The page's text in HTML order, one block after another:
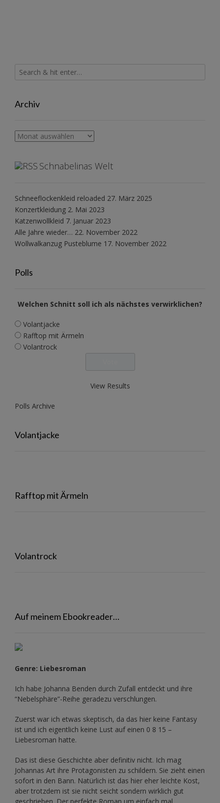
Archiv
Archiv
Schnabelinas Welt
Schneeflockenkleid reloaded 27. März 2025
Konzertkleidung 2. Mai 2023
Katzenwollkleid 7. Januar 2023
Alle Jahre wieder… 22. November 2022
Wollwalkanzug Pusteblume 17. November 2022
Polls
Welchen Schnitt soll ich als nächstes verwirklichen?
Volantjacke
Rafftop mit Ärmeln
Volantrock
View Results
Polls Archive
Volantjacke
Rafftop mit Ärmeln
Volantrock
Auf meinem Ebookreader…
Genre: Liebesroman
Ich habe Johanna Benden durch Zufall entdeckt und ihre
“Nebelsphäre”-Reihe geradezu verschlungen.
Zuerst war ich etwas skeptisch, da das hier keine Fantasy
ist und ich eigentlich keine Lust auf einen 0 8 15 –
Liebesroman hatte.
Das ist diese Geschichte aber definitiv nicht. Ich mag
Johannas Art ihre Protagonisten zu schildern. Sie zieht einen
sofort in den Bann. Natürlich ist das hier eher leichte Kost,
aber trotzdem ist sie nicht seicht sondern wirklich gut